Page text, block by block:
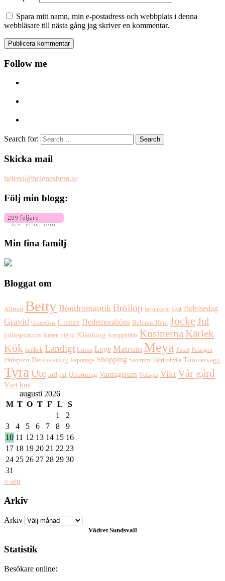
Spara mitt namn, min e-postadress och webbplats i denna
webbläsare till nästa gång jag skriver en kommentar.
Follow me
Search for:
Skicka mail
helena@helenashem.se
Följ min blogg:
Min fina familj
Bloggat om
Allrum Betty Bondromantik Bröllop farstukvist fest födelsedag
Gravid GreenGate Gustav Hedemorahöns Helenas Hem Jocke Jul
julinspiration Katten Sigrid Klänning Knoppbräda KusinernaKärlek
Kök lantkök Lantligt Linus Loge Matrum Meya Paket Pelargon
Pärlspont Renovering Reportage Shopping Sovrum Tallrikshylla Timmervägg
TyraUte utflykt Utlottning Vardagsrum Vedspis Vikt Vår gård
Vårt hus
augusti 2026
M T O T F L
S
1
2
3
4 5 6 7 8
9
10 11 12 13 14 15 16
17 18 19 20 21 22 23
24 25 26 27 28 29 30
31
« sep
Arkiv
Arkiv
VädretSundsvall
Statistik
Besökare online: